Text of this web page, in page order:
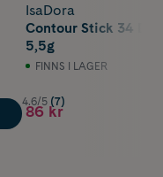
IsaDora
Contour Stick 34
5,5g
FINNS I LAGER
4.6/5 (7)
86 kr